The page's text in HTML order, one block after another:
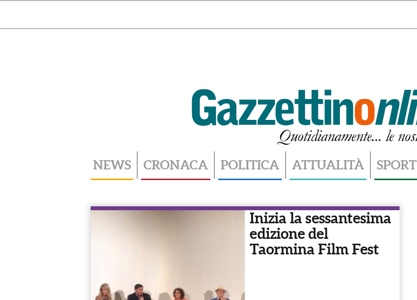
navigation
NEWS CRONACA POLITICA ATTUALITÀ SPORT
Inizia la sessantesima
edizione del
Taormina Film Fest